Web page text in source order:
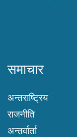
समाचार
अन्तराष्ट्रिय
राजनीति
अन्तर्वार्ता